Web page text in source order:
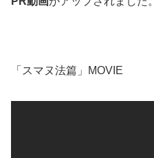
「スマヌ法篇」MOVIE